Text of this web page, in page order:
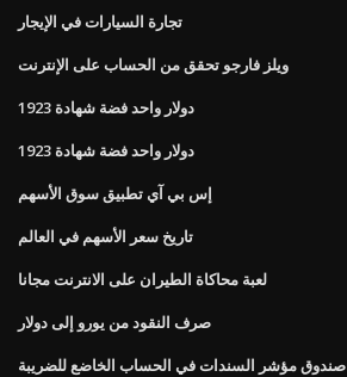
تجارة السيارات في الإيجار
ويلز فارجو تحقق من الحساب على الإنترنت
دولار واحد فضة شهادة 1923
دولار واحد فضة شهادة 1923
إس بي آي تطبيق سوق الأسهم
تاريخ سعر الأسهم في العالم
لعبة محاكاة الطيران على الانترنت مجانا
صرف النقود من يورو إلى دولار
صندوق مؤشر السندات في الحساب الخاضع للضريبة